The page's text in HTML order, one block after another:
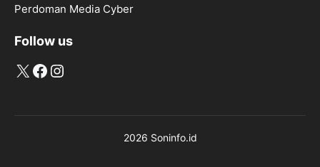
Perdoman Media Cyber
Follow us
X Facebook
Instagram
2026 Soninfo.id